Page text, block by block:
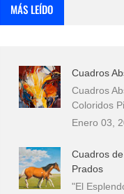
MÁS LEÍDO
Cuadros
Cuadros
Coloridos
Enero 03,
Cuadros
Prados
"El